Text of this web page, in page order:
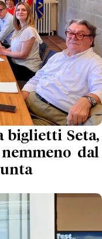
biglietti Seta,
dal